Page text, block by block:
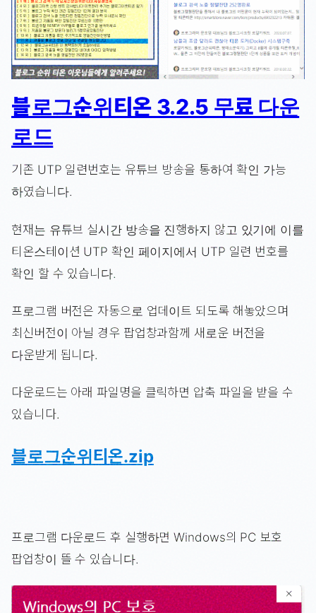
블로그순위티온 3.2.5 무료 다운
로드
기존 UTP 일련번호는 유튜브 방송을 통하여 확인 가능
하였습니다.
현재는 유튜브 실시간 방송을 진행하지 않고 있기에 이를
티온스테이션 UTP 확인 페이지에서 UTP 일련 번호를
확인 할 수 있습니다.
프로그램 버전은 자동으로 업데이트 되도록 해놓았으며
최신버전이 아닐 경우 팝업창과함께 새로운 버전을
다운받게 됩니다.
다운로드는 아래 파일명을 클릭하면 압축 파일을 받을 수
있습니다.
블로그순위티온.zip
프로그램 다운로드 후 실행하면 Windows의 PC 보호
팝업창이 뜰 수 있습니다.